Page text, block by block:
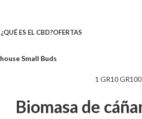
¿QUÉ ES EL CBD?OFERTAS
Small Buds
1 GR10 GR
Biomasa de